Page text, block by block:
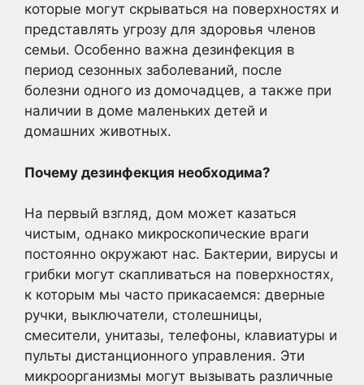
которые могут скрываться на поверхностях и
представлять угрозу для здоровья членов
семьи. Особенно важна дезинфекция в
период сезонных заболеваний, после
болезни одного из домочадцев, а также при
наличии в доме маленьких детей и
домашних животных.
Почему дезинфекция необходима?
На первый взгляд, дом может казаться
чистым, однако микроскопические враги
постоянно окружают нас. Бактерии, вирусы и
грибки могут скапливаться на поверхностях,
к которым мы часто прикасаемся: дверные
ручки, выключатели, столешницы,
смесители, унитазы, телефоны, клавиатуры и
пульты дистанционного управления. Эти
микроорганизмы могут вызывать различные